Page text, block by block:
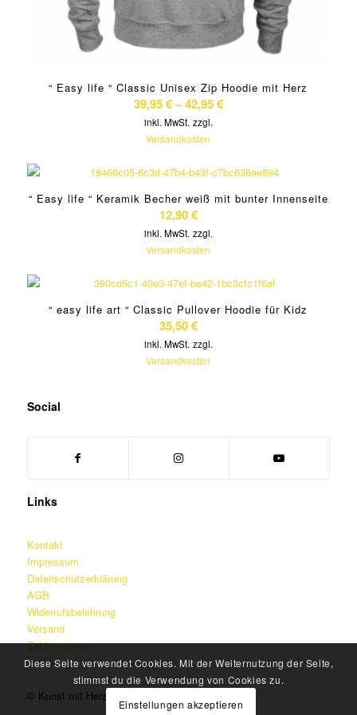
“ Easy life “ Classic Unisex Zip Hoodie mit Herz
39,95€–42,95€
inkl. MwSt. zzgl.
Versandkosten
“ Easy life “ Keramik Becher weiß mit bunter Innenseite
12,90€
inkl. MwSt. zzgl.
Versandkosten
“ easy life art “ Classic Pullover Hoodie für Kidz
35,50€
inkl. MwSt. zzgl.
Versandkosten
Social
Links
Kontakt
Impressum
Datenschutzerklärung
AGB
Widerrufsbelehrung
Versand
Zahlungsarten
© Kunst mit Herz – Martin Jainz
Diese Seite verwendet Cookies. Mit der Weiternutzung der Seite,
stimmst du die Verwendung von Cookies zu.
Einstellungen akzeptieren